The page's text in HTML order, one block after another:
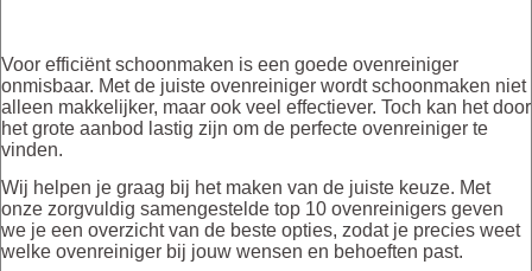
Voor efficiënt schoonmaken is een goede ovenreiniger
onmisbaar. Met de juiste ovenreiniger wordt schoonmaken niet
alleen makkelijker, maar ook veel effectiever. Toch kan het door
het grote aanbod lastig zijn om de perfecte ovenreiniger te
vinden.
Wij helpen je graag bij het maken van de juiste keuze. Met
onze zorgvuldig samengestelde top 10 ovenreinigers geven
we je een overzicht van de beste opties, zodat je precies weet
welke ovenreiniger bij jouw wensen en behoeften past.